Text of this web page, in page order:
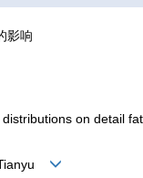
影响
on detail